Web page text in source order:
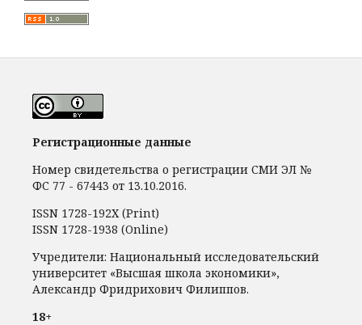
Регистрационные данные
Номер свидетельства о регистрации СМИ ЭЛ №
ФС 77 - 67443 от 13.10.2016.
ISSN 1728-192Х (Print)
ISSN 1728-1938 (Online)
Учредители: Национальный исследовательский
университет «Высшая школа экономики»,
Александр Фридрихович Филиппов.
18+